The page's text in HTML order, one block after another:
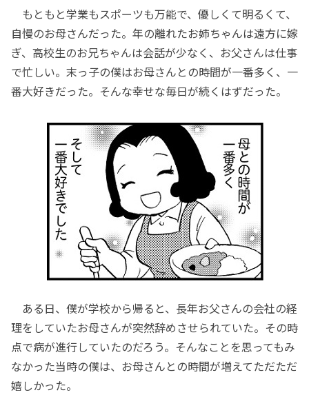
もともと学業もスポーツも万能で、優しくて明るくて、
自慢のお母さんだった。年の離れたお姉ちゃんは遠方に嫁
ぎ、高校生のお兄ちゃんは会話が少なく、お父さんは仕事
で忙しい。末っ子の僕はお母さんとの時間が一番多く、一
番大好きだった。そんな幸せな毎日が続くはずだった。
ある日、僕が学校から帰ると、長年お父さんの会社の経
理をしていたお母さんが突然辞めさせられていた。その時
点で病が進行していたのだろう。そんなことを思ってもみ
なかった当時の僕は、お母さんとの時間が増えてただただ
嬉しかった。